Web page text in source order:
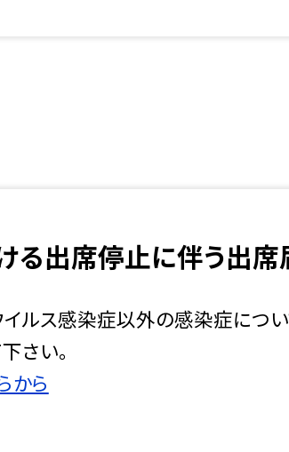
る出席停止に伴う出席
イルス感染症以外の感染症につ
さい。
から